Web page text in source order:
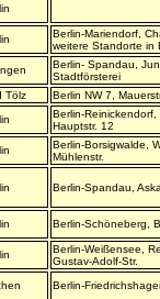
Berlin-Mariendorf,
weitere Standorte in
Berlin- Spandau,
Stadtförsterei
Tölz
Berlin NW 7,
Berlin-
Hauptstr. 12
Berlin-Borsigwalde,
Mühlenstr.
Berlin-Spandau,
Berlin-Schöneberg,
Berlin-Weißensee,
Gustav-Adolf-Str.
Berlin-